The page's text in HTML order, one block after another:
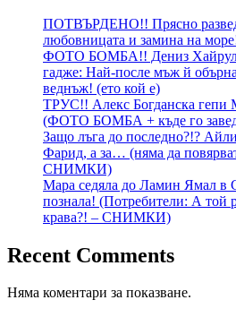
ПОТВЪРДЕНО!! Прясно
любовницата и замина на
ФОТО БОМБА!! Дениз Хайрула
гадже: Най-после мъж й
веднъж! (ето кой е)
ТРУС!! Алекс Богданска
(ФОТО БОМБА + къде го
Защо лъга до последно?!?
Фарид, а за… (няма да
СНИМКИ)
Мара седяла до Ламин Ямал в
познала! (Потребители: А той
крава?! – СНИМКИ)
Recent Comments
Няма коментари за показване.